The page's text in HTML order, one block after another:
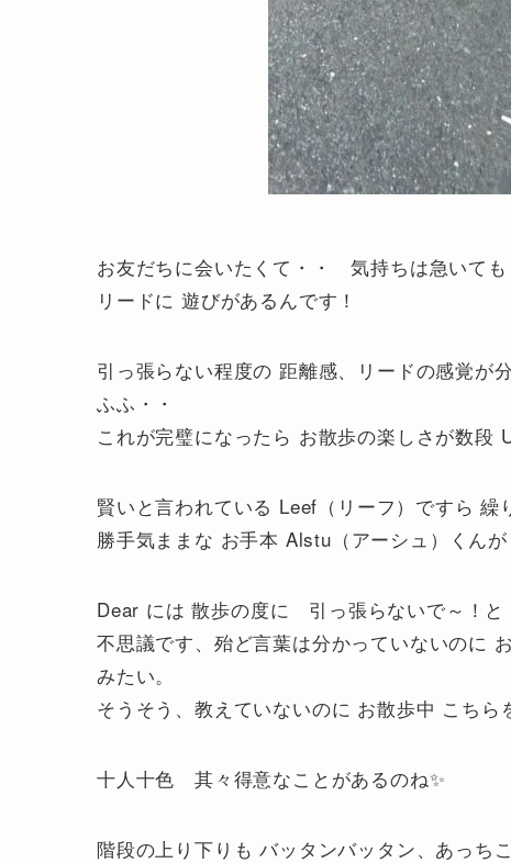
お友だちに会いたくて・・ 気持ちは急いても
リードに 遊びがあるんです！
引っ張らない程度の 距離感、リードの感覚が
ふふ・・
これが完璧になったら お散歩の楽しさが数段
賢いと言われている Leef（リーフ）ですら 繰
勝手気ままな お手本 Alstu（アーシュ）くん
Dear には 散歩の度に 引っ張らないで～！と
不思議です、殆ど言葉は分かっていないのに
みたい。
そうそう、教えていないのに お散歩中 こちら
十人十色 其々得意なことがあるのね✨
階段の上り下りも バッタンバッタン、あっち